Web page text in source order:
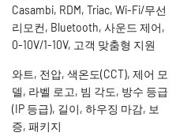
Casambi, RDM, Triac, Wi-Fi/무선
리모컨, Bluetooth, 사운드 제어,
0-10V/1-10V, 고객 맞춤형 지원
와트, 전압, 색온도(CCT), 제어 모
델, 라벨 로고, 빔 각도, 방수 등급
(IP 등급), 길이, 하우징 마감, 보
증, 패키지